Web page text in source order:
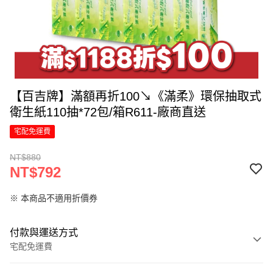
【百吉牌】滿額再折100↘《滿柔》環保抽取式
衛生紙110抽*72包/箱R611-廠商直送
宅配免運費
NT$880
NT$792
※ 本商品不適用折價券
付款與運送方式
宅配免運費